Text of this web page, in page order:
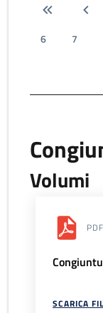
6
7
Volumi
PDF
SCARICA